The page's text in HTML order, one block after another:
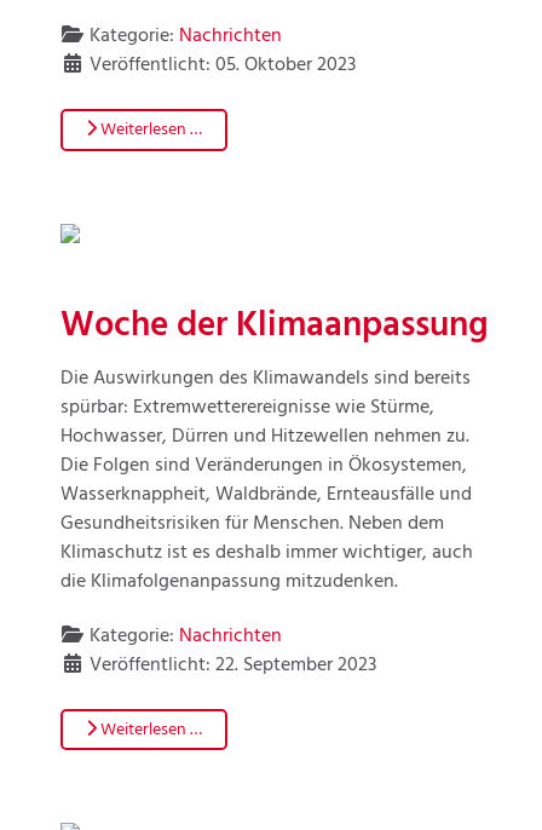
Kategorie: Nachrichten
Veröffentlicht: 05. Oktober 2023
Weiterlesen …
Woche der Klimaanpassung
Die Auswirkungen des Klimawandels sind bereits
spürbar: Extremwetterereignisse wie Stürme,
Hochwasser, Dürren und Hitzewellen nehmen zu.
Die Folgen sind Veränderungen in Ökosystemen,
Wasserknappheit, Waldbrände, Ernteausfälle und
Gesundheitsrisiken für Menschen. Neben dem
Klimaschutz ist es deshalb immer wichtiger, auch
die Klimafolgenanpassung mitzudenken.
Kategorie: Nachrichten
Veröffentlicht: 22. September 2023
Weiterlesen …